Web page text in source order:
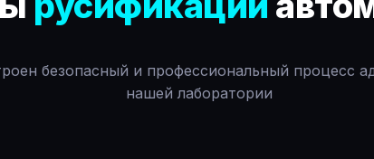
безопасный и профессиональный процесс
нашей лаборатории